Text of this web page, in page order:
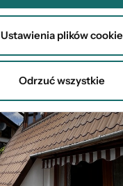
Ustawienia plików cookie
Odrzuć wszystkie